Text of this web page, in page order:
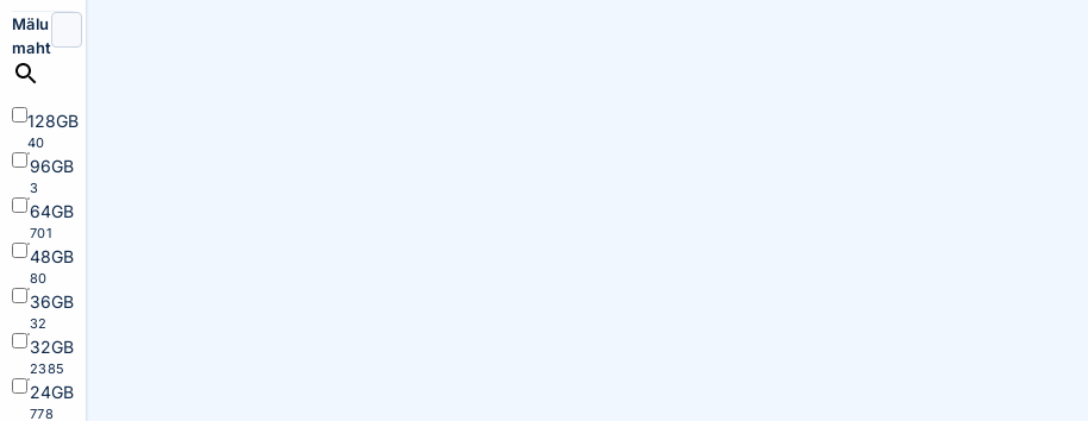
Mälu
maht
128GB
40
96GB
3
64GB
701
48GB
80
36GB
32
32GB
2385
24GB
778